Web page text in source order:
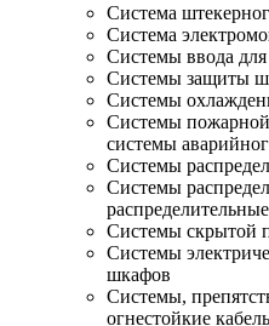
Система
Система
Системы ввода
Системы защиты
Системы
Системы
системы
Системы
Системы
Системы скрытой
Системы
шкафов
Системы,
огнестойкие